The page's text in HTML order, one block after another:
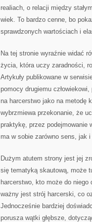
realiach, o relacji między
wiek. To bardzo cenne, bo
sprawdzonych wartościach i
Na tej stronie wyraźnie widać
życia, która uczy zaradności,
Artykuły publikowane w
pomocy drugiemu
na harcerstwo jako na metodę
wybrzmiewa przekonanie, że
praktykę, przez podejmowanie
ma w sobie zarówno sens, jak
Dużym atutem strony jest jej
się tematyką skautową, może
harcerstwo, kto może do
ważny jest strój harcerski, co
Jednocześnie bardziej
porusza wątki głębsze,